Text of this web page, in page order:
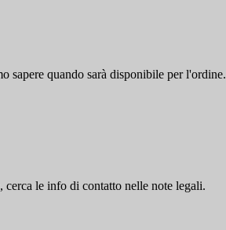
sapere quando sarà disponibile per l'ordine.
le info di contatto nelle note legali.